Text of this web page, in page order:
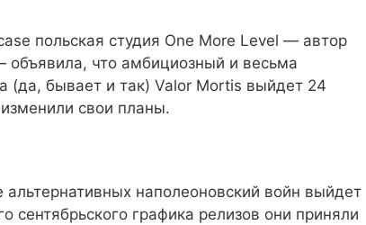
польская студия One More Level — автор
объявила, что амбициозный и весьма
(да, бывает и так) Valor Mortis выйдет 24
свои планы.
альтернативных наполеоновский войн выйдет
графика релизов они приняли